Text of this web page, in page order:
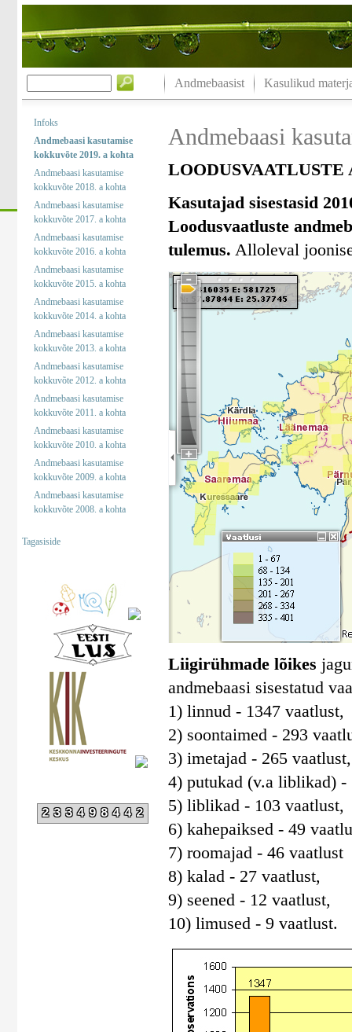
Andmebaasist Kasulikud
Infoks
Andmebaasi kasutamise
kokkuvõte 2019. a kohta
Andmebaasi kasutamise
kokkuvõte 2018. a kohta
Andmebaasi kasutamise
kokkuvõte 2017. a kohta
Andmebaasi kasutamise
kokkuvõte 2016. a kohta
Andmebaasi kasutamise
kokkuvõte 2015. a kohta
Andmebaasi kasutamise
kokkuvõte 2014. a kohta
Andmebaasi kasutamise
kokkuvõte 2013. a kohta
Andmebaasi kasutamise
kokkuvõte 2012. a kohta
Andmebaasi kasutamise
kokkuvõte 2011. a kohta
Andmebaasi kasutamise
kokkuvõte 2010. a kohta
Andmebaasi kasutamise
kokkuvõte 2009. a kohta
Andmebaasi kasutamise
kokkuvõte 2008. a kohta
Tagasiside
233498442
Andmebaasi
Kasutajad sisestasid
Loodusvaatluste
tulemus. Alloleval
Liigirühmade lõikes
andmebaasi sisestatud
1) linnud - 1347 vaatlust,
2) soontaimed - 293
3) imetajad - 265 vaatlust,
4) putukad (v.a liblikad) -
5) liblikad - 103 vaatlust,
6) kahepaiksed - 49
7) roomajad - 46 vaatlust
8) kalad - 27 vaatlust,
9) seened - 12 vaatlust,
10) limused - 9 vaatlust.